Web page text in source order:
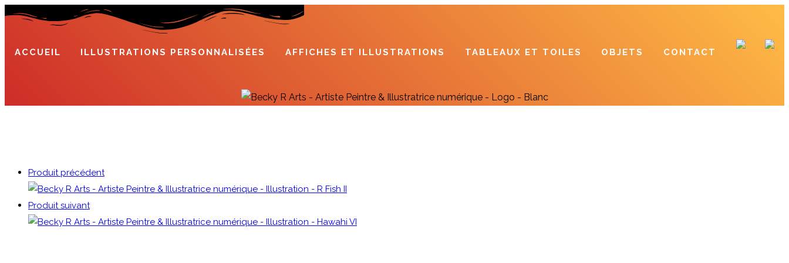
Skip
ACCUEIL
ILLUSTRATIONS PERSONNALISÉES AFFICHES ET ILLUSTRATIONS TABLEAUX ET TOILES OBJETS CONTACT
Produit précédent
Produit suivant